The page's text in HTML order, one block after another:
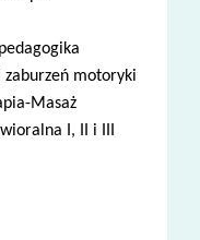
motoryki
Masaż
I, II i III